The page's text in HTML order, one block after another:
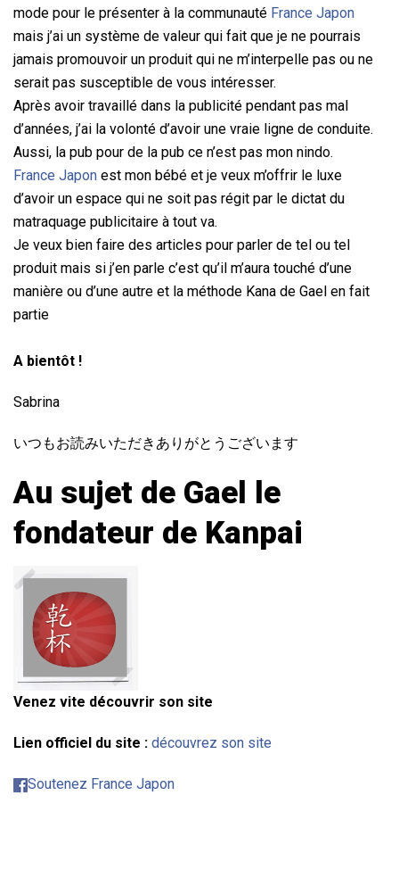
mode pour le présenter à la communauté France Japon
mais j’ai un système de valeur qui fait que je ne pourrais
jamais promouvoir un produit qui ne m’interpelle pas ou ne
serait pas susceptible de vous intéresser.
Après avoir travaillé dans la publicité pendant pas mal
d’années, j’ai la volonté d’avoir une vraie ligne de conduite.
Aussi, la pub pour de la pub ce n’est pas mon nindo.
France Japon est mon bébé et je veux m’offrir le luxe
d’avoir un espace qui ne soit pas régit par le dictat du
matraquage publicitaire à tout va.
Je veux bien faire des articles pour parler de tel ou tel
produit mais si j’en parle c’est qu’il m’aura touché d’une
manière ou d’une autre et la méthode Kana de Gael en fait
partie
A bientôt !
Sabrina
いつもお読みいただきありがとうございます
Au sujet de Gael le
fondateur de Kanpai
Venez vite découvrir son site
Lien officiel du site : découvrez son site
Soutenez France Japon